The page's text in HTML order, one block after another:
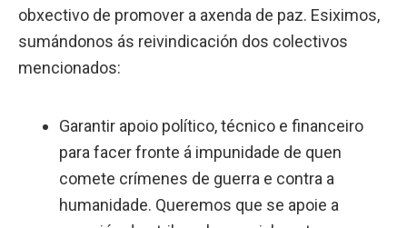
obxectivo de promover a axenda de paz. Esiximos,
sumándonos ás reivindicación dos colectivos
mencionados:
Garantir apoio político, técnico e financeiro
para facer fronte á impunidade de quen
comete crímenes de guerra e contra a
humanidade. Queremos que se apoie a